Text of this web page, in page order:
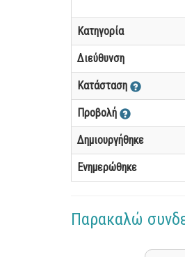
Κατηγορία
Διεύθυνση
Κατάσταση
Προβολή
Δημιουργήθηκε
Ενημερώθηκε
Παρακαλώ